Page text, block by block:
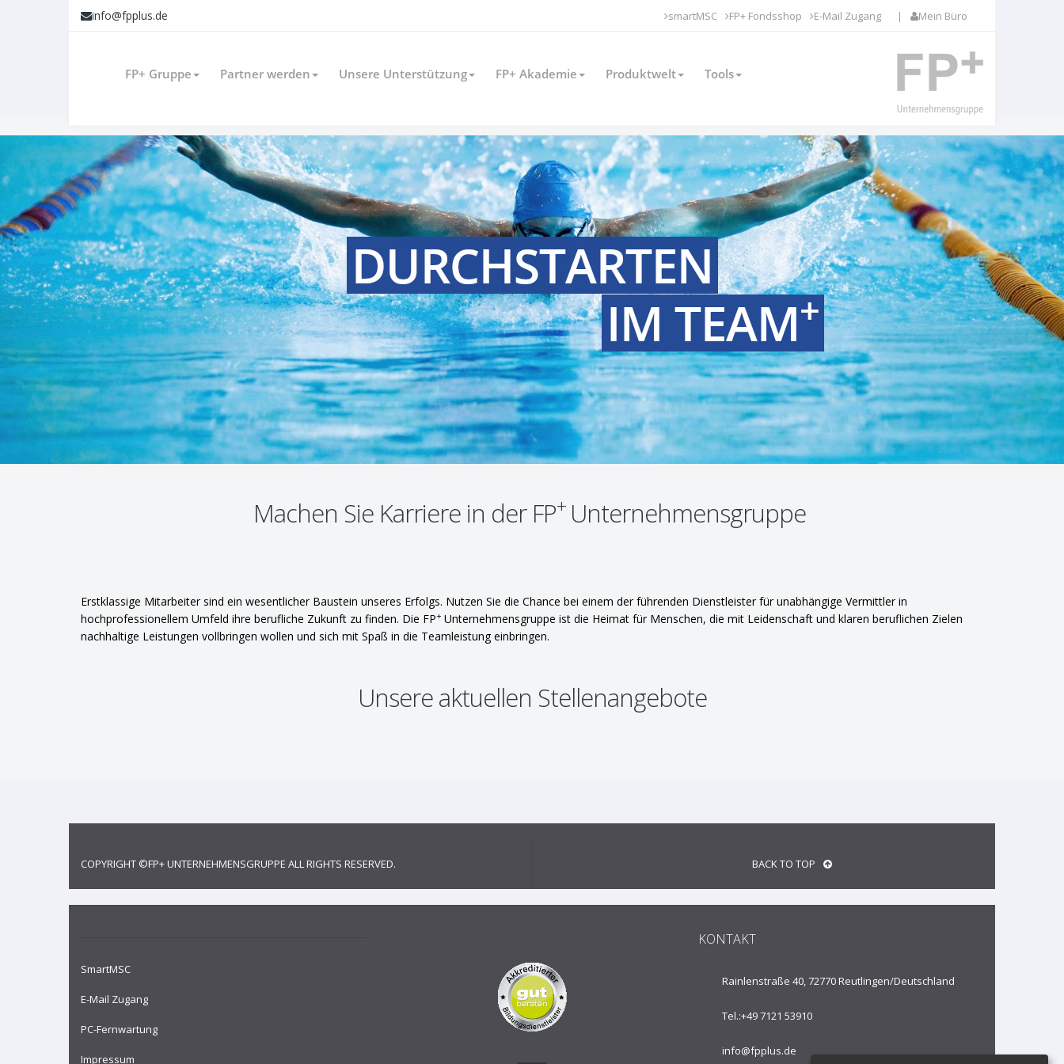
info@fpplus.de Mein Büro
|
smartMSC FP+ Fondsshop E-Mail Zugang
FP+ Gruppe Partner werden Unsere Unterstützung FP+ Akademie Produktwelt Tools
DURCHSTARTEN
IM TEAM+
Machen Sie Karriere in der FP+ Unternehmensgruppe
Erstklassige Mitarbeiter sind ein wesentlicher Baustein unseres Erfolgs. Nutzen Sie die Chance bei einem der führenden Dienstleister für unabhängige Vermittler in
hochprofessionellem Umfeld ihre berufliche Zukunft zu finden. Die FP+ Unternehmensgruppe ist die Heimat für Menschen, die mit Leidenschaft und klaren beruflichen Zielen
nachhaltige Leistungen vollbringen wollen und sich mit Spaß in die Teamleistung einbringen.
Unsere aktuellen Stellenangebote
COPYRIGHT ©FP+ UNTERNEHMENSGRUPPE ALL RIGHTS RESERVED. BACK TO TOP
SmartMSC
E-Mail Zugang
PC-Fernwartung
Impressum
KONTAKT
Rainlenstraße 40, 72770 Reutlingen/Deutschland
Tel.:+49 7121 53910
info@fpplus.de